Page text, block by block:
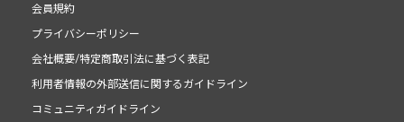
会員規約
プライバシーポリシー
会社概要/特定商取引法に基づく表記
利用者情報の外部送信に関するガイドライン
コミュニティガイドライン